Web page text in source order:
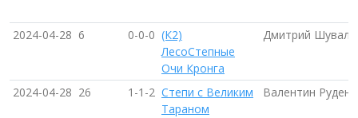
2024-04-28 6 0-0-0 (К2)
ЛесоСтепные
Очи Кронга
Дмитрий
2024-04-28 26 1-1-2 Степи с Великим
Тараном
Валентин